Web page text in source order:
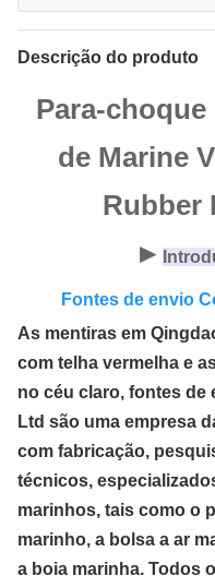
Descrição do produto
Para-
de Marine
Rubber
►
Fontes de envio
As mentiras em
com telha vermelha e
no céu claro, fontes de
Ltd são uma empresa
com fabricação,
técnicos,
marinhos, tais como o
marinho, a bolsa a ar
a boia marinha. Todos